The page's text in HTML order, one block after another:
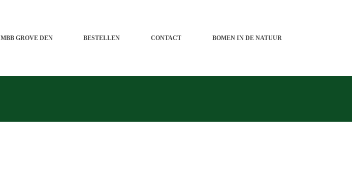
MBB GROVE DEN BESTELLEN CONTACT BOMEN IN DE NATUUR